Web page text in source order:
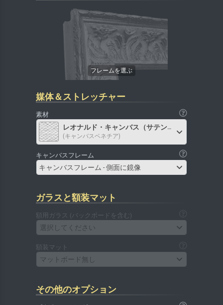
媒体＆ストレッチャー
素材
レオナルド・キャンバス（サテン）
(キャンバスベネチア)
キャンバスフレーム
キャンバスフレーム - 側面に鏡像
ガラスと額装マット
額用ガラス (バックボードを含む)
選択してください
額装マット
マットボード無し
その他のオプション